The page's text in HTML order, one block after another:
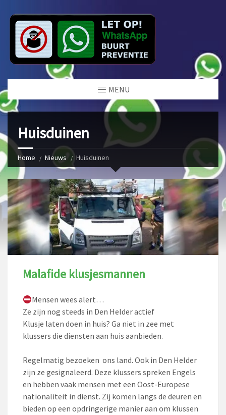
MENU
Huisduinen
Home Nieuws Huisduinen
Malafide klusjesmannen
Mensen wees alert…
Ze zijn nog steeds in Den Helder actief
Klusje laten doen in huis? Ga niet in zee met
klussers die diensten aan huis aanbieden.
Regelmatig bezoeken ons land. Ook in Den Helder
zijn ze gesignaleerd. Deze klussers spreken Engels
en hebben vaak mensen met een Oost-Europese
nationaliteit in dienst. Zij komen langs de deuren en
bieden op een opdringerige manier aan om klussen